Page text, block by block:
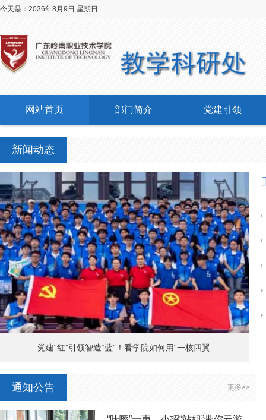
今天是： 2026年8月9日 星期日
网站首页 部门简介 党建引领
新闻动态
党建“红”引领智造“蓝”！看学院如何用“一核四翼…
更多>>
通知公告